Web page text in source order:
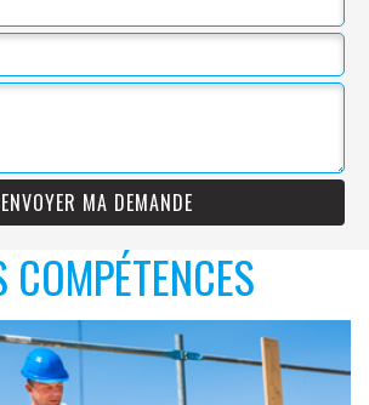
COMPÉTENCES